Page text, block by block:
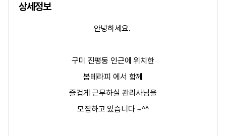
상세정보
안녕하세요.
구미 진평동 인근에 위치한
봄테라피 에서 함께
즐겁게 근무하실 관리사님을
모집하고 있습니다 ~^^